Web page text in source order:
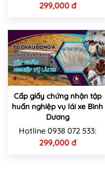
299,000 đ
Cấp giấy chứng nhận tập
huấn nghiệp vụ lái xe Bình
Dương
Hotline 0938 072 533:
299,000 đ